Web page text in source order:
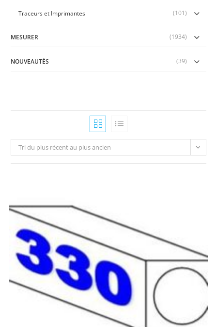
Traceurs et Imprimantes (101)
MESURER (1934)
NOUVEAUTÉS (39)
Tri du plus récent au plus ancien